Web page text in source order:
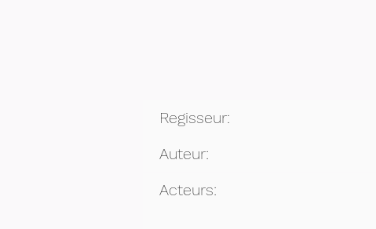
Regisseur:
Auteur:
Acteurs: